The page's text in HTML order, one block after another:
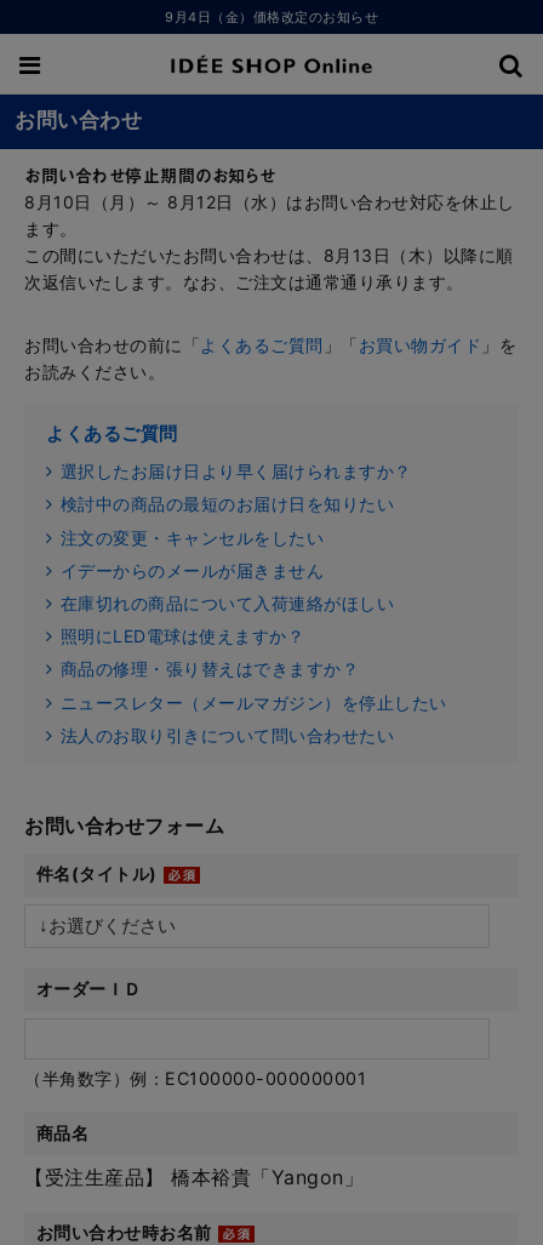
9月4日（金）価格改定のお知らせ
お問い合わせ
お問い合わせ停止期間のお知らせ
8月10日（月）～ 8月12日（水）はお問い合わせ対応を休止し
ます。
この間にいただいたお問い合わせは、8月13日（木）以降に順
次返信いたします。なお、ご注文は通常通り承ります。
お問い合わせの前に「よくあるご質問 」「お買い物ガイド 」を
お読みください。
よくあるご質問
選択したお届け日より早く届けられますか？
検討中の商品の最短のお届け日を知りたい
注文の変更・キャンセルをしたい
イデーからのメールが届きません
在庫切れの商品について入荷連絡がほしい
照明にLED電球は使えますか？
商品の修理・張り替えはできますか？
ニュースレター（メールマガジン）を停止したい
法人のお取り引きについて問い合わせたい
お問い合わせフォーム
件名(タイトル)
オーダーＩＤ
（半角数字）例：EC100000-000000001
商品名
【受注生産品】 橋本裕貴「Yangon」
お問い合わせ時お名前